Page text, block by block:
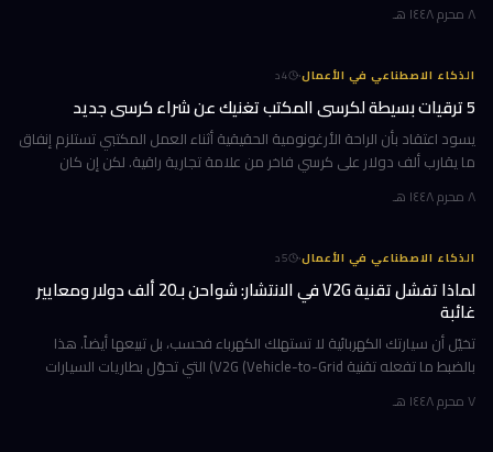
٨ محرم ١٤٤٨ هـ
الذكاء الاصطناعي في الأعمال·
4د
5 ترقيات بسيطة لكرسي المكتب تغنيك عن شراء كرسي جديد
يسود اعتقاد بأن الراحة الأرغونومية الحقيقية أثناء العمل المكتبي تستلزم إنفاق
ما يقارب ألف دولار على كرسي فاخر من علامة تجارية راقية. لكن إن كان
٨ محرم ١٤٤٨ هـ
الذكاء الاصطناعي في الأعمال·
5د
لماذا تفشل تقنية V2G في الانتشار: شواحن بـ20 ألف دولار ومعايير
غائبة
تخيّل أن سيارتك الكهربائية لا تستهلك الكهرباء فحسب، بل تبيعها أيضاً. هذا
بالضبط ما تفعله تقنية V2G (Vehicle-to-Grid) التي تحوّل بطاريات السيارات
٧ محرم ١٤٤٨ هـ